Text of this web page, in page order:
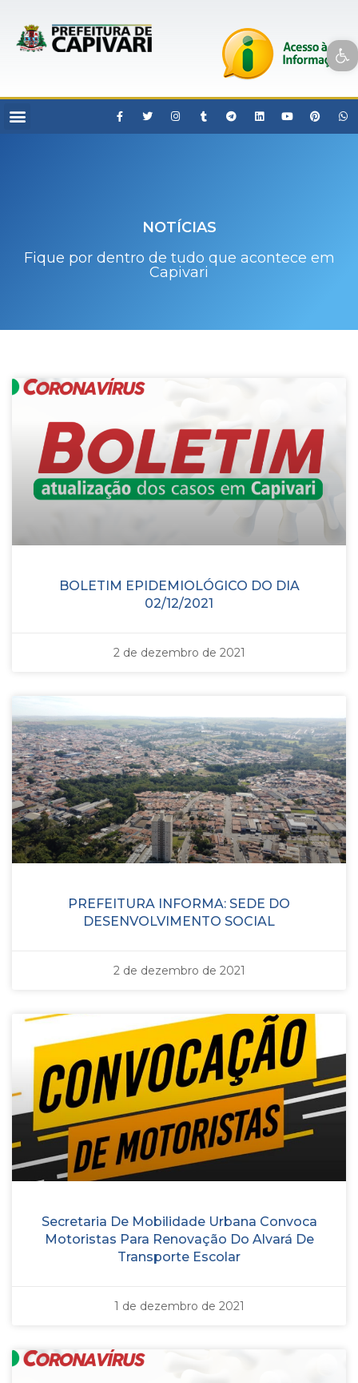
Open toolbar
NOTÍCIAS
Fique por dentro de tudo que acontece em
Capivari
BOLETIM EPIDEMIOLÓGICO DO DIA
02/12/2021
2 de dezembro de 2021
PREFEITURA INFORMA: SEDE DO
DESENVOLVIMENTO SOCIAL
2 de dezembro de 2021
Secretaria De Mobilidade Urbana Convoca
Motoristas Para Renovação Do Alvará De
Transporte Escolar
1 de dezembro de 2021